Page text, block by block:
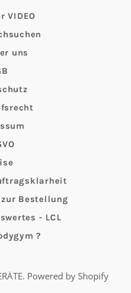
VIDEO
uns
Bestellung
- LCL
?
. Powered by Shopify